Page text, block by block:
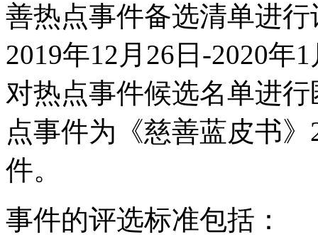
善热点事件备选清单进
2019年12月26日-2020年
对热点事件候选名单进
点事件为《慈善蓝皮书
件。
事件的评选标准包括：